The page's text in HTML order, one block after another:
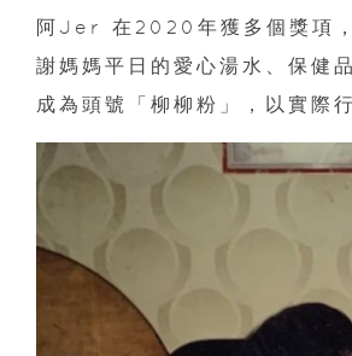
阿Jer 在2020年獲多個獎項
謝媽媽平日的愛心湯水、保健
成為頭號「柳柳粉」，以實際